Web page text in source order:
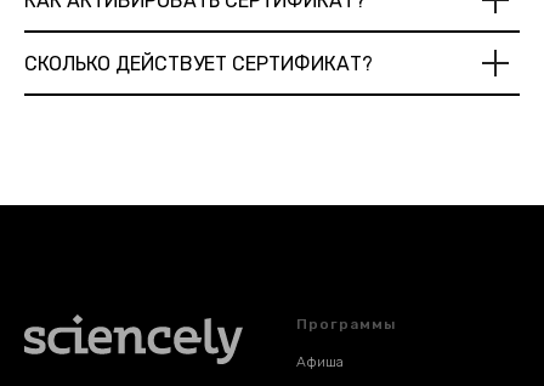
​​СКОЛЬКО ДЕЙСТВУЕТ СЕРТИФИКАТ?
Программы
Афиша